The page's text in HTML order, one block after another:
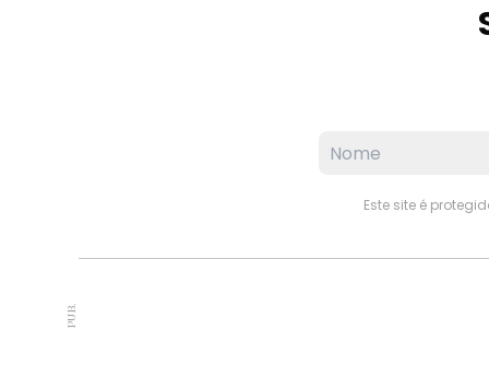
Este site é
PUB.